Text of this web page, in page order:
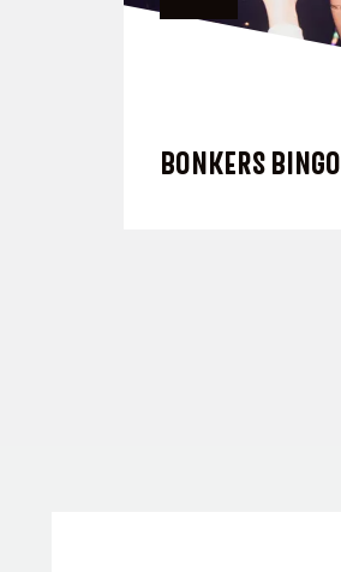
BONKERS BINGO